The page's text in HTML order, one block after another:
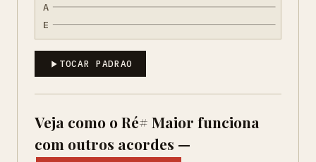
A
E
TOCAR PADRAO
Veja como o Ré# Maior funciona
com outros acordes —